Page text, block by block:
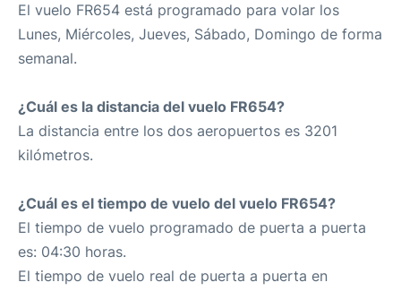
El vuelo FR654 está programado para volar los
Lunes, Miércoles, Jueves, Sábado, Domingo de forma
semanal.
¿Cuál es la distancia del vuelo FR654?
La distancia entre los dos aeropuertos es 3201
kilómetros.
¿Cuál es el tiempo de vuelo del vuelo FR654?
El tiempo de vuelo programado de puerta a puerta
es: 04:30 horas.
El tiempo de vuelo real de puerta a puerta en